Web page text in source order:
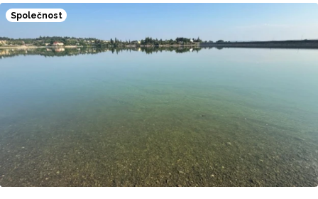
samostatných stavebních projektů.
Společnost